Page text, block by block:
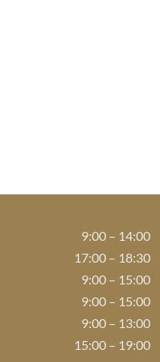
9:00 – 14:00
17:00 – 18:30
9:00 – 15:00
9:00 – 15:00
9:00 – 13:00
15:00 – 19:00